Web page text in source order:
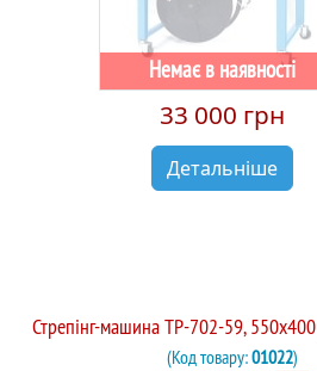
Немає в наявності
33 000 грн
Детальніше
Стрепінг-машина TP-702-59,
(Код товару:01022)